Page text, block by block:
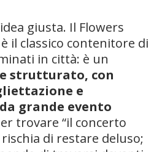
giusta. Il Flowers
il classico contenitore di
in città: è un
strutturato, con
e
grande evento
trovare “il concerto
di restare deluso;